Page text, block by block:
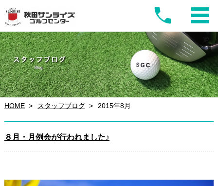
HOME スタッフブログ 2015年8月
８月・月例会が行われました♪